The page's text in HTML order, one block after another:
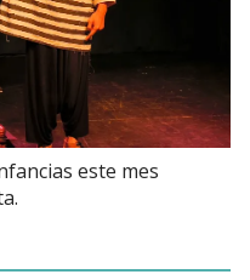
este mes